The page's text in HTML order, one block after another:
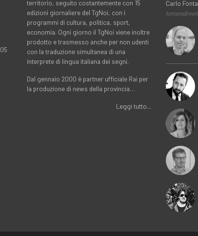
territorio, seguito costantemente con 15
edizioni giornaliere del TgNoi, con i
programmi di cultura, politica, sport,
economia. Ogni giorno il TgNoi viene inoltre
prodotto e trasmesso anche per non udenti
con la traduzione simultanea di una
interprete di lingua italiana dei segni.
Dal gennaio 2000 è partner ufficiale Rai per
la produzione di news della provincia…
Leggi tutto...
Carlo